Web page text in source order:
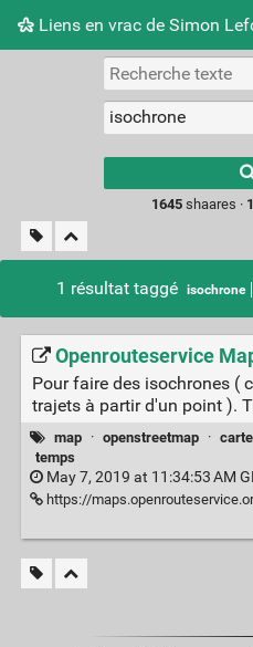
Liens en vrac de Simon
Nuage de tags Mur
1645shaares ·
1 résultat taggé isochrone
Openrouteservice
Pour faire des isochrones (
trajets à partir d'un point ).
map · openstreetmap · carte
temps
May 7, 2019 at 11:34:53 AM
https://